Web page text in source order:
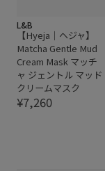
L&B
【Hyeja｜ヘジャ】
Matcha Gentle Mud
Cream Mask マッチ
ャ ジェントル マッド
クリームマスク
¥7,260